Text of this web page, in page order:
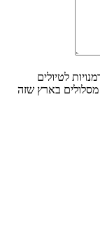
לטיולים
מסלולים בארץ שזה